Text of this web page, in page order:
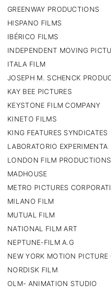
GREENWAY PRODUCTIONS
HISPANO FILMS
IBÉRICO FILMS
INDEPENDENT MOVING
ITALA FILM
JOSEPH M. SCHENCK
KAY BEE PICTURES
KEYSTONE FILM COMPANY
KINETO FILMS
KING FEATURES SYNDICATES
LABORATORIO EXPERIMENTA
LONDON FILM PRODUCTIONS
MADHOUSE
METRO PICTURES
MILANO FILM
MUTUAL FILM
NATIONAL FILM ART
NEPTUNE-FILM A.G
NEW YORK MOTION PICTURE
NORDISK FILM
OLM- ANIMATION STUDIO